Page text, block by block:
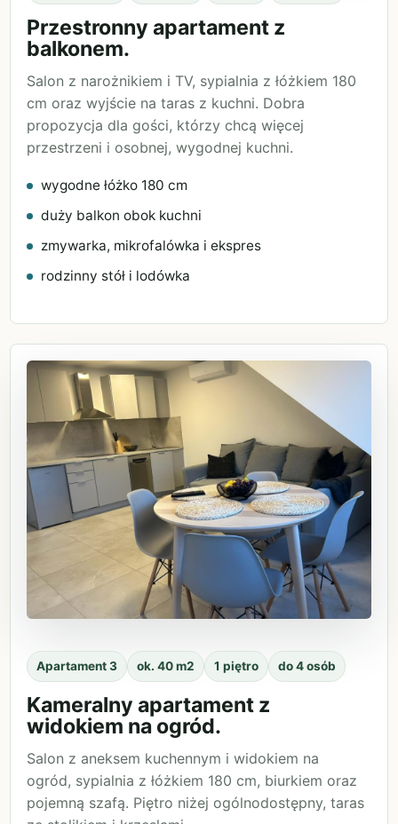
Przestronny apartament z
balkonem.
Salon z narożnikiem i TV, sypialnia z łóżkiem 180
cm oraz wyjście na taras z kuchni. Dobra
propozycja dla gości, którzy chcą więcej
przestrzeni i osobnej, wygodnej kuchni.
wygodne łóżko 180 cm
duży balkon obok kuchni
zmywarka, mikrofalówka i ekspres
rodzinny stół i lodówka
Apartament 3 ok. 40 m2 1 piętro do 4 osób
Kameralny apartament z
widokiem na ogród.
Salon z aneksem kuchennym i widokiem na
ogród, sypialnia z łóżkiem 180 cm, biurkiem oraz
pojemną szafą. Piętro niżej ogólnodostępny, taras